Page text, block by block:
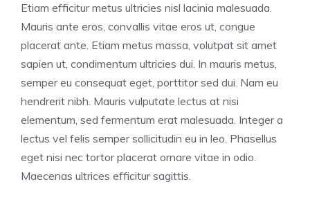
Etiam efficitur metus ultricies nisl lacinia malesuada.
Mauris ante eros, convallis vitae eros ut, congue
placerat ante. Etiam metus massa, volutpat sit amet
sapien ut, condimentum ultricies dui. In mauris metus,
semper eu consequat eget, porttitor sed dui. Nam eu
hendrerit nibh. Mauris vulputate lectus at nisi
elementum, sed fermentum erat malesuada. Integer a
lectus vel felis semper sollicitudin eu in leo. Phasellus
eget nisi nec tortor placerat ornare vitae in odio.
Maecenas ultrices efficitur sagittis.